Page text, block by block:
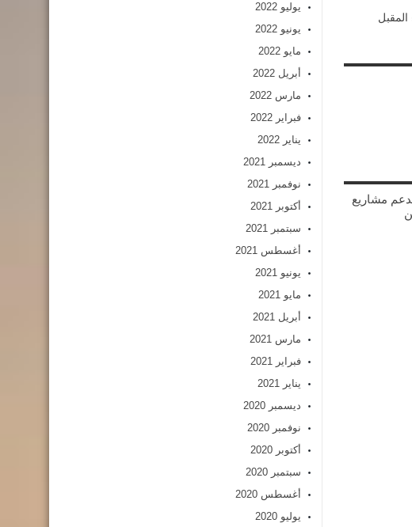
المقبل
مشاريع
يوليو 2022
يونيو 2022
مايو 2022
أبريل 2022
مارس 2022
فبراير 2022
يناير 2022
ديسمبر 2021
نوفمبر 2021
أكتوبر 2021
سبتمبر 2021
أغسطس 2021
يونيو 2021
مايو 2021
أبريل 2021
مارس 2021
فبراير 2021
يناير 2021
ديسمبر 2020
نوفمبر 2020
أكتوبر 2020
سبتمبر 2020
أغسطس 2020
يوليو 2020